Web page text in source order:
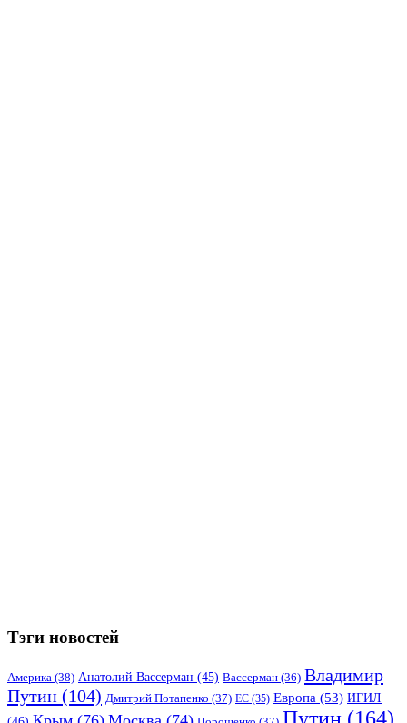
Тэги новостей
Америка (38) Анатолий Вассерман (45) Вассерман (36) Владимир
Путин (104) Дмитрий Потапенко (37) ЕС (35) Европа (53) ИГИЛ
Путин (164)